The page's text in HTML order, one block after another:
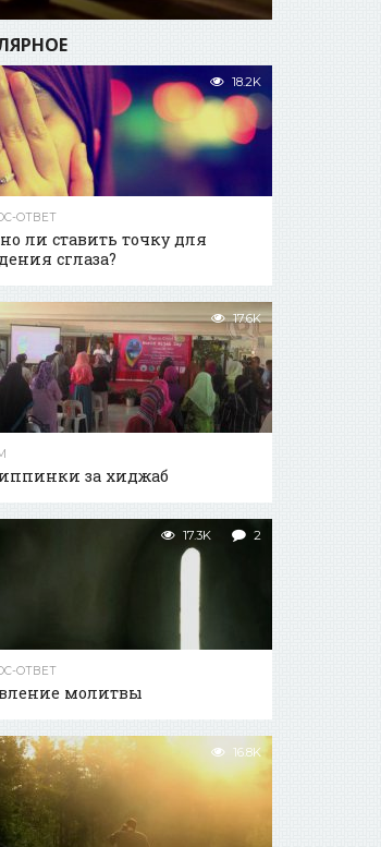
18.2K
ОТВЕТ
ли ставить точку для
сглаза?
17.6K
за хиджаб
17.3K 2
ОТВЕТ
молитвы
16.8K